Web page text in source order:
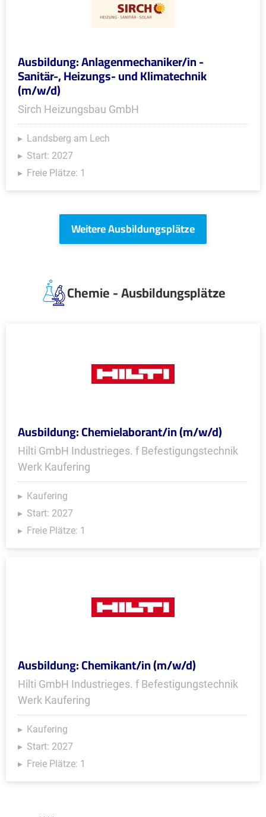
Ausbildung: Anlagenmechaniker/in -
Sanitär-, Heizungs- und Klimatechnik
(m/w/d)
Sirch Heizungsbau GmbH
Landsberg am Lech
Start: 2027
Freie Plätze: 1
Weitere Ausbildungsplätze
Chemie - Ausbildungsplätze
Ausbildung: Chemielaborant/in (m/w/d)
Hilti GmbH Industrieges. f Befestigungstechnik
Werk Kaufering
Kaufering
Start: 2027
Freie Plätze: 1
Ausbildung: Chemikant/in (m/w/d)
Hilti GmbH Industrieges. f Befestigungstechnik
Werk Kaufering
Kaufering
Start: 2027
Freie Plätze: 1